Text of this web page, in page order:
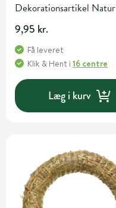
Dekorationsartikel Natur
9,95 kr.
Få leveret
Klik & Hent i 16 centre
Læg i kurv